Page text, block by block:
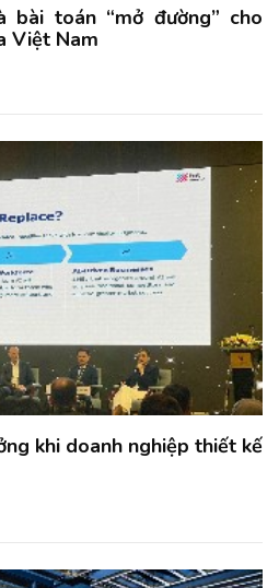
bài toán “mở đường” cho
Việt Nam
khi doanh nghiệp thiết kế